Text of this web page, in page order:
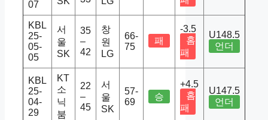
07
KBL
25-
05-
05
서
울
SK
35
–
42
창
원
LG
66-
75
패
-3.5
홈
패
U148.5
언더
KBL
25-
04-
29
KT
소
닉
붐
22
–
45
서
울
SK
57-
69
승
+4.5
홈
패
U147.5
언더